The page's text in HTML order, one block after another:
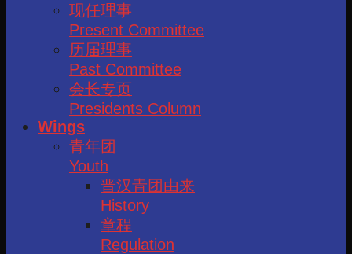
现任理事
Present Committee
历届理事
Past Committee
会长专页
Presidents Column
Wings
青年团
Youth
晋汉青团由来
History
章程
Regulation